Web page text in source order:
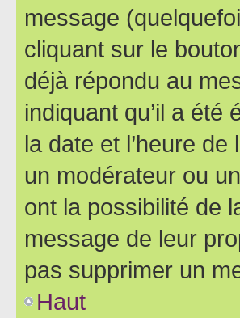
message
cliquant sur le
déjà répondu au
indiquant qu’il a été
la date et l’heure
un modérateur ou
ont la possibilité de
message de leur
pas supprimer un
Haut